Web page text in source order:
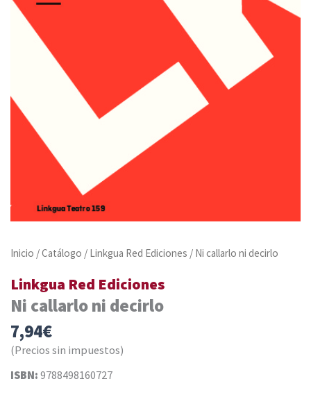
Inicio /Catálogo / Linkgua Red Ediciones / Ni callarlo ni decirlo
Linkgua Red Ediciones
Ni callarlo ni decirlo
7,94€
(Precios sin impuestos)
ISBN: 9788498160727